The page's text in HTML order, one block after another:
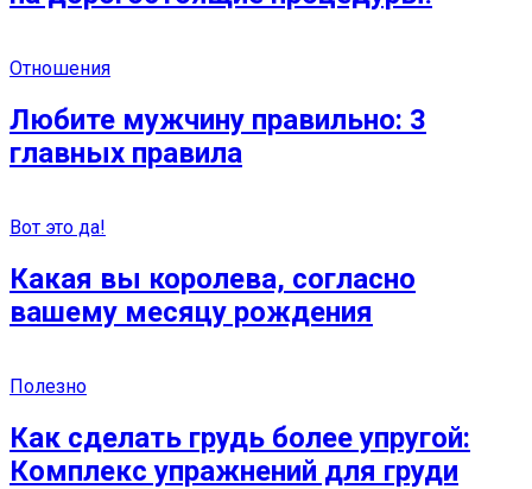
Отношения
Любите мужчину правильно: 3
главных правила
Вот это да!
Какая вы королева, согласно
вашему месяцу рождения
Полезно
Как сделать грудь более упругой:
Комплекс упражнений для груди